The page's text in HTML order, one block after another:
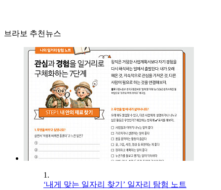
브라보 추천뉴스
1.
‘내게 맞는 일자리 찾기’ 일자리 탐험 노트